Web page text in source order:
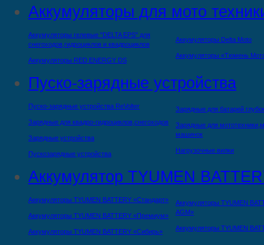
Аккумуляторы для мото
Аккумуляторы гелевые "DELTA EPS" для
снегоходов,гидроциклов и квадроциклов
Аккумуляторы RED ENERGY DS
Аккумуляторы Delta Moto
Аккумуляторы «Тюмень
Пуско-зарядные устройства
Пуско-зарядные устройства ReVolter
Зарядные для квадро-гидроциклов,снегоходов
Зарядные устройства
Пускозарядные устройства
Зарядные для батарей
Зарядные для
машинок
Нагрузочные вилки
Аккумулятор TYUMEN
Аккумуляторы TYUMEN BATTERY «Стандарт»
Аккумуляторы TYUMEN BATTERY «Премиум»
Аккумуляторы TYUMEN BATTERY «Сибирь»
Аккумуляторы TYUMEN
AGM»
Аккумуляторы TYUMEN